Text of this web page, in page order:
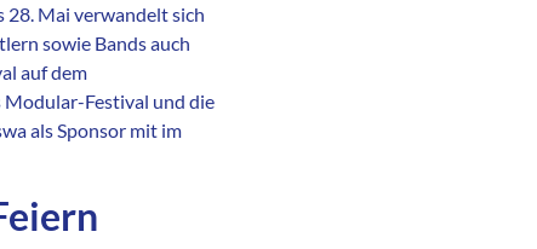
28. Mai verwandelt sich
sowie Bands auch
auf dem
Modular-Festival und die
als Sponsor mit im